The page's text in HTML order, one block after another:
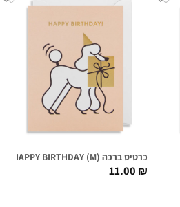
כרטיס ברכה (HAPPY BIRTHDAY (M
11.00₪